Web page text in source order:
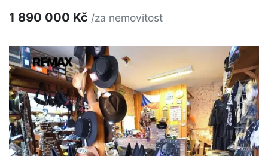
1 890 000 Kč /za nemovitost